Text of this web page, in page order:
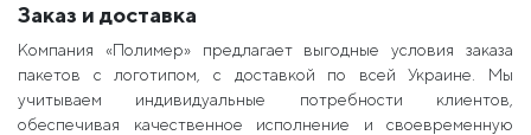
Заказ и доставка
Компания «Полимер» предлагает выгодные условия заказа
пакетов с логотипом, с доставкой по всей Украине. Мы
учитываем индивидуальные потребности клиентов,
обеспечивая качественное исполнение и своевременную